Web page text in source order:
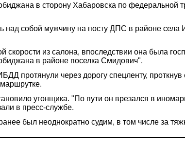
в сторону Хабаровска по федеральной
собой мужчину на посту ДПС в районе села
из салона, впоследствии она была
в районе поселка Смидович".
протянули через дорогу спецленту,
угонщика. "По пути он врезался в
в пресс-службе.
был неоднократно судим, в том числе за